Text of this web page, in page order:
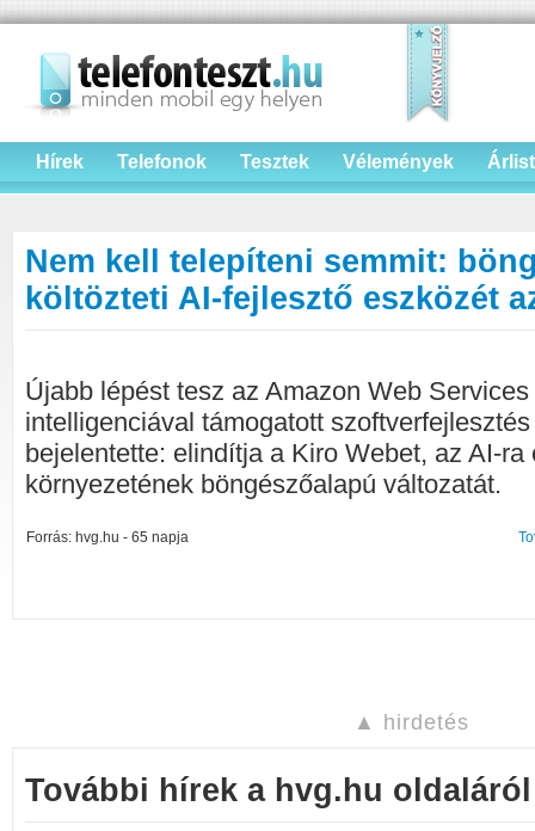
Hírek Telefonok Tesztek Vélemények
Nem kell telepíteni semmit:
költözteti AI-fejlesztő eszközét
Újabb lépést tesz az Amazon Web
intelligenciával támogatott
bejelentette: elindítja a Kiro Webet, az AI-ra
környezetének böngészőalapú változatát.
Forrás: hvg.hu - 65 napja
▲ hirdetés
További hírek a hvg.hu oldaláról